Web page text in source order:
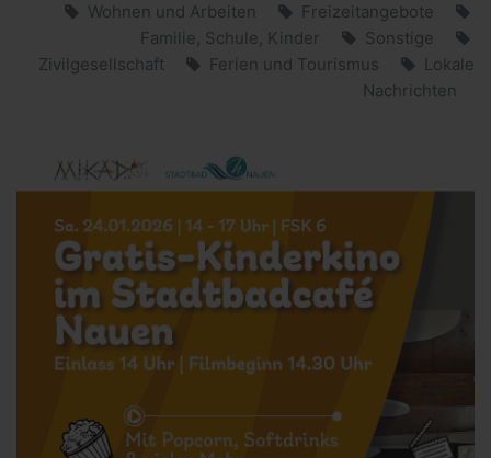
Wohnen und Arbeiten
Freizeitangebote
Familie, Schule, Kinder
Sonstige
Zivilgesellschaft
Ferien und Tourismus
Lokale
Nachrichten